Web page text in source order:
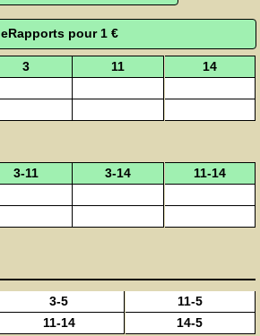
eRapports pour 1 €
3 11
14
3-11 3-14
11-14
3-5
11-5
11-14 14-5